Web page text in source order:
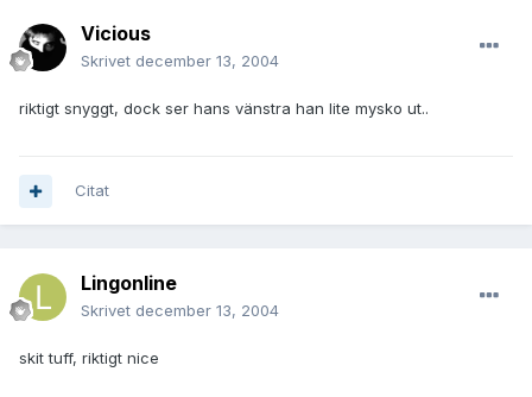
Vicious
Skrivet december 13, 2004
riktigt snyggt, dock ser hans vänstra han lite mysko ut..
Citat
Lingonline
Skrivet december 13, 2004
skit tuff, riktigt nice